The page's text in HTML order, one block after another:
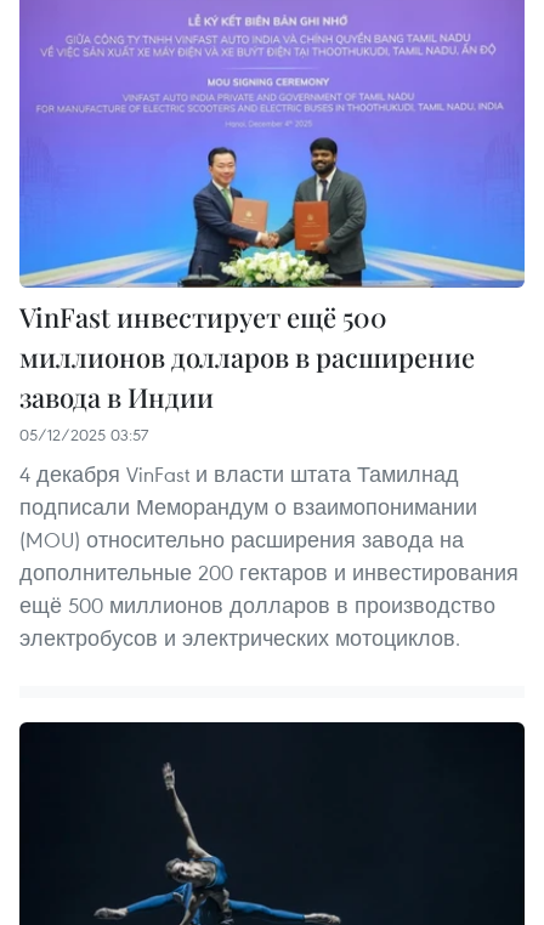
VinFast инвестирует ещё 500
миллионов долларов в расширение
завода в Индии
05/12/2025 03:57
4 декабря VinFast и власти штата Тамилнад
подписали Меморандум о взаимопонимании
(MOU) относительно расширения завода на
дополнительные 200 гектаров и инвестирования
ещё 500 миллионов долларов в производство
электробусов и электрических мотоциклов.